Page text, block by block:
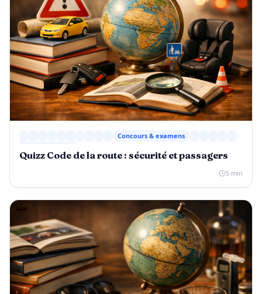
Concours & examens
Quizz Code de la route : sécurité et passagers
5 min